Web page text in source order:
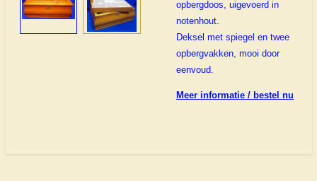
opbergdoos, uigevoerd in
notenhout.
Deksel met spiegel en twee
opbergvakken, mooi door
eenvoud.
Meer informatie / bestel nu